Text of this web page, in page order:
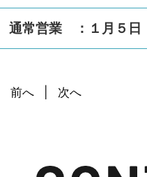
通常営業 ：１月５日
前へ 次へ